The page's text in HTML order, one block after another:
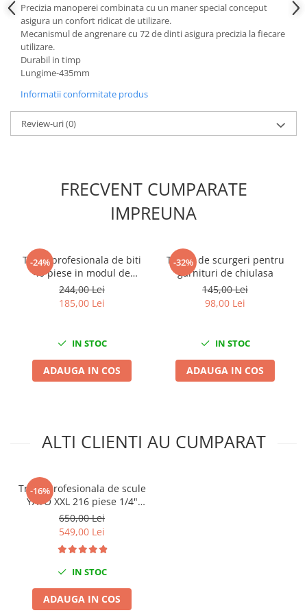
Slefuitoare electrice
Scule fixare distributie
Alfa romeo
Audi
Bmw
Chevrolet
Chrysler
Lancia
Land Rover
Peugeot
Suzuki
Universale
Volkswagen
Scule pentru tinichigerie
Scule Pneumatice
Accesorii Pneumatice
Precizia manoperei combinata cu un maner special conceput
asigura un confort ridicat de utilizare.
Mecanismul de angrenare cu 72 de dinti asigura precizia la fiecare
utilizare.
Durabil in timp
Lungime-435mm
Informatii conformitate produs
Review-uri(0)
FRECVENT CUMPARATE
IMPREUNA
-24%
Trusa profesionala de biti
40 piese in modul de
spuma
244,00 Lei
185,00 Lei
IN STOC
ADAUGA IN COS
-32%
Tester de scurgeri pentru
garnituri de chiulasa
145,00 Lei
98,00 Lei
IN STOC
ADAUGA IN COS
ALTI CLIENTI AU CUMPARAT
-16%
Trusa profesionala de scule
YATO XXL 216 piese 1/4"
3/8" 1/2"
650,00 Lei
549,00 Lei
IN STOC
ADAUGA IN COS